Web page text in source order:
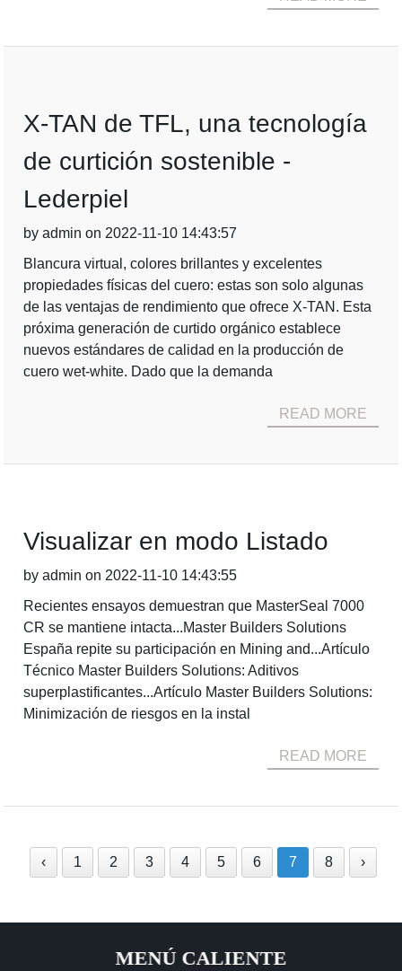
X-TAN de TFL, una tecnología
de curtición sostenible -
Lederpiel
by admin on 2022-11-10 14:43:57
Blancura virtual, colores brillantes y excelentes
propiedades físicas del cuero: estas son solo algunas
de las ventajas de rendimiento que ofrece X-TAN. Esta
próxima generación de curtido orgánico establece
nuevos estándares de calidad en la producción de
cuero wet-white. Dado que la demanda
READ MORE
Visualizar en modo Listado
by admin on 2022-11-10 14:43:55
Recientes ensayos demuestran que MasterSeal 7000
CR se mantiene intacta...Master Builders Solutions
España repite su participación en Mining and...Artículo
Técnico Master Builders Solutions: Aditivos
superplastificantes...Artículo Master Builders Solutions:
Minimización de riesgos en la instal
READ MORE
‹ 1 2 3 4 5 6 7 8 ›
MENÚ CALIENTE